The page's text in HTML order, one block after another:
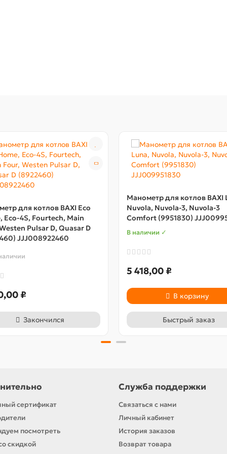
для котлов BAXI Eco
Eco-4S, Fourtech, Main
Pulsar D, Quasar D
JJJ008922460
₽
Закончился
Манометр для котлов BAXI
Nuvola, Nuvola-3, Nuvola-3
Comfort (9951830)
В наличии ✓
5 418,00 ₽
В корзину
Быстрый заказ
сертификат
посмотреть
скидкой
Служба поддержки
Связаться с нами
Личный кабинет
История заказов
Возврат товара